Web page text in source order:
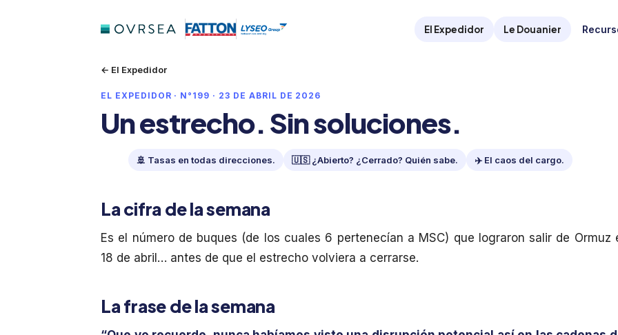
El Expedidor Le Douanier
← El Expedidor
EL EXPEDIDOR · N°199 · 23 DE ABRIL DE 2026
Un estrecho. Sin soluciones.
🚢 Tasas en todas direcciones. 🇺🇸 ¿Abierto? ¿Cerrado? Quién sabe. ✈️ El caos del cargo.
La cifra de la semana
Es el número de buques (de los cuales 6 pertenecían a MSC) que lograron salir de Ormuz
18 de abril… antes de que el estrecho volviera a cerrarse.
La frase de la semana